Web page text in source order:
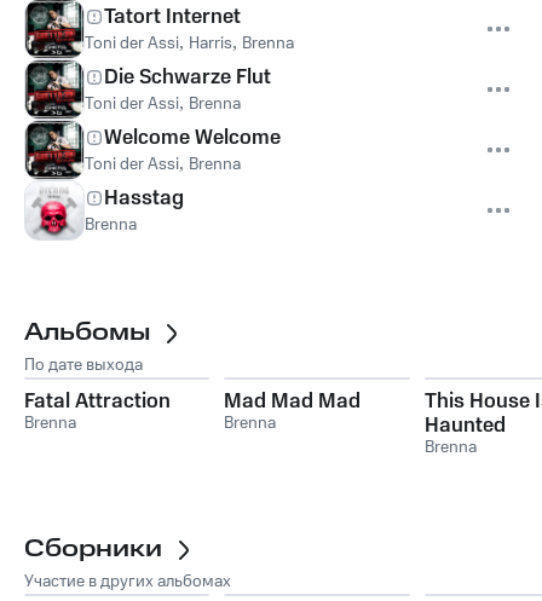
Tatort Internet
Toni der Assi, Harris, Brenna
Die Schwarze Flut
Toni der Assi, Brenna
Welcome Welcome
Toni der Assi, Brenna
Hasstag
Brenna
Альбомы
По дате выхода
Fatal Attraction
Brenna
Mad Mad Mad
Brenna
This House
Haunted
Brenna
Сборники
Участие в других альбомах